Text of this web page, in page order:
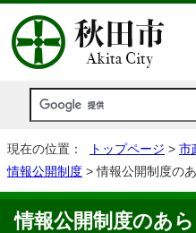
現在の位置： トップページ > 市
情報公開制度 > 情報公開制度の
情報公開制度のあ